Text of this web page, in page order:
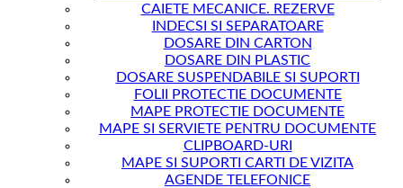
CAIETE MECANICE. REZERVE
INDECSI SI SEPARATOARE
DOSARE DIN CARTON
DOSARE DIN PLASTIC
DOSARE SUSPENDABILE SI SUPORTI
FOLII PROTECTIE DOCUMENTE
MAPE PROTECTIE DOCUMENTE
MAPE SI SERVIETE PENTRU DOCUMENTE
CLIPBOARD-URI
MAPE SI SUPORTI CARTI DE VIZITA
AGENDE TELEFONICE